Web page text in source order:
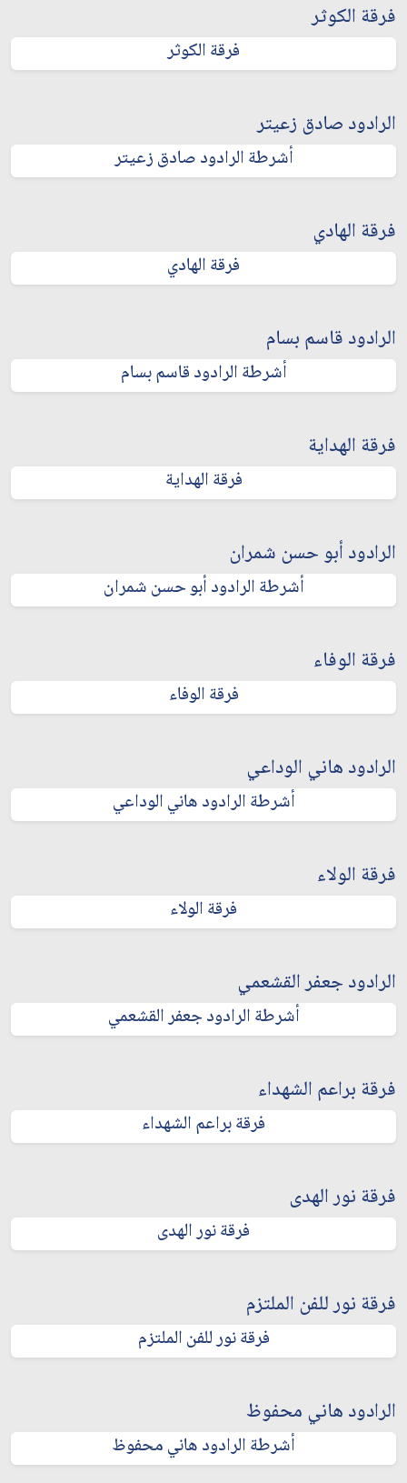
فرقة الكوثر
فرقة الكوثر
الرادود صادق زعيتر
أشرطة الرادود صادق زعيتر
فرقة الهادي
فرقة الهادي
الرادود قاسم بسام
أشرطة الرادود قاسم بسام
فرقة الهداية
فرقة الهداية
الرادود أبو حسن شمران
أشرطة الرادود أبو حسن شمران
فرقة الوفاء
فرقة الوفاء
الرادود هاني الوداعي
أشرطة الرادود هاني الوداعي
فرقة الولاء
فرقة الولاء
الرادود جعفر القشعمي
أشرطة الرادود جعفر القشعمي
فرقة براعم الشهداء
فرقة براعم الشهداء
فرقة نور الهدى
فرقة نور الهدى
فرقة نور للفن الملتزم
فرقة نور للفن الملتزم
الرادود هاني محفوظ
أشرطة الرادود هاني محفوظ